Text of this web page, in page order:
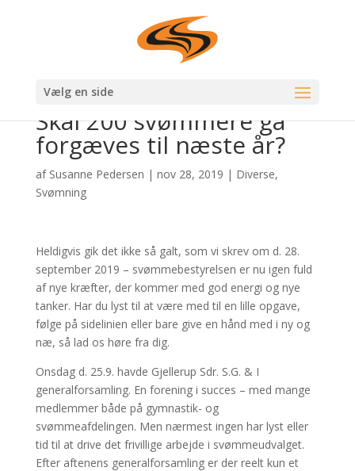
Vælg en side
Skal 200 svømmere gå
forgæves til næste år?
af Susanne Pedersen | nov 28, 2019 | Diverse,
Svømning
Heldigvis gik det ikke så galt, som vi skrev om d. 28.
september 2019 – svømmebestyrelsen er nu igen fuld
af nye kræfter, der kommer med god energi og nye
tanker. Har du lyst til at være med til en lille opgave,
følge på sidelinien eller bare give en hånd med i ny og
næ, så lad os høre fra dig.
Onsdag d. 25.9. havde Gjellerup Sdr. S.G. & I
generalforsamling. En forening i succes – med mange
medlemmer både på gymnastik- og
svømmeafdelingen. Men nærmest ingen har lyst eller
tid til at drive det frivillige arbejde i svømmeudvalget.
Efter aftenens generalforsamling er der reelt kun et